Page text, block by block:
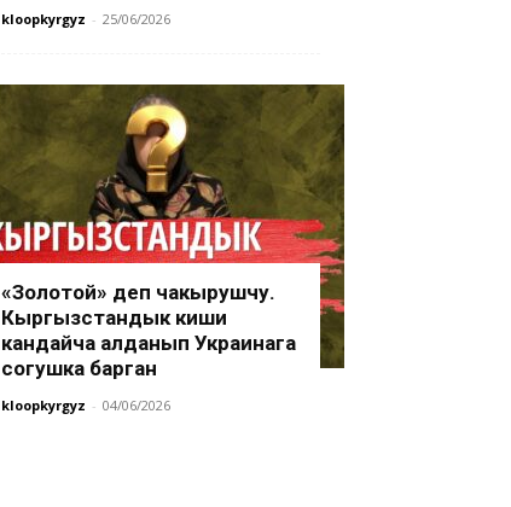
kloopkyrgyz - 25/06/2026
«Золотой» деп чакырушчу.
Кыргызстандык киши
кандайча алданып Украинага
согушка барган
kloopkyrgyz - 04/06/2026